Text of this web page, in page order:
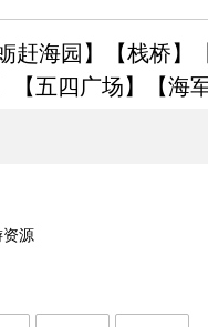
海园】【栈桥】
【五四广场】【海
华纯玩三日>纯玩无
赠送一顿丰盛海鲜
源